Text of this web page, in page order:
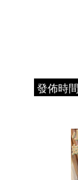
發佈時間